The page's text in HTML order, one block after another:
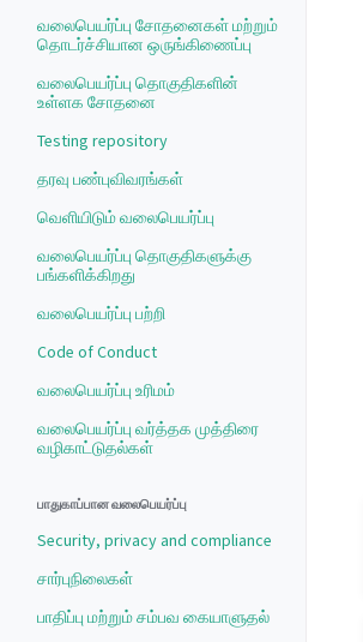
வலைபெயர்ப்பு சோதனைகள் மற்றும்
தொடர்ச்சியான ஒருங்கிணைப்பு
வலைபெயர்ப்பு தொகுதிகளின்
உள்ளக சோதனை
Testing repository
தரவு பண்புவிவரங்கள்
வெளியிடும் வலைபெயர்ப்பு
வலைபெயர்ப்பு தொகுதிகளுக்கு
பங்களிக்கிறது
வலைபெயர்ப்பு பற்றி
Code of Conduct
வலைபெயர்ப்பு உரிமம்
வலைபெயர்ப்பு வர்த்தக முத்திரை
வழிகாட்டுதல்கள்
பாதுகாப்பான வலைபெயர்ப்பு
Security, privacy and compliance
சார்புநிலைகள்
பாதிப்பு மற்றும் சம்பவ கையாளுதல்